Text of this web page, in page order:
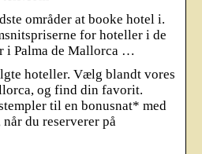
områder at booke hotel i.
for hoteller i de
i Palma de Mallorca …
hoteller. Vælg blandt vores
og find din favorit.
til en bonusnat* med
du reserverer på